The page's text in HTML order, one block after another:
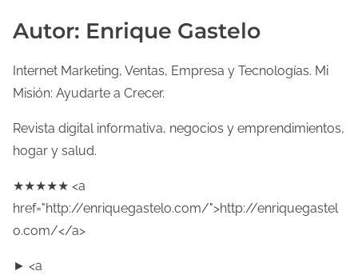
Autor: Enrique Gastelo
Internet Marketing, Ventas, Empresa y Tecnologías. Mi
Misión: Ayudarte a Crecer.
Revista digital informativa, negocios y emprendimientos,
hogar y salud.
★★★★★ <a
href="http://enriquegastelo.com/">http://enriquegastel
o.com/</a>
► <a